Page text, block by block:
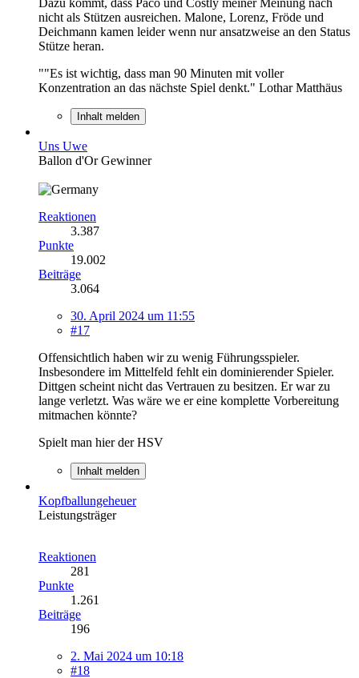
nicht als Stützen ausreichen. Malone, Lorenz, Fröde und
Deichmann kamen leider wenn nur ansatzweise an den Status
Stütze heran.
""Es ist wichtig, dass man 90 Minuten mit voller
Konzentration an das nächste Spiel denkt." Lothar Matthäus
Inhalt melden
Uns Uwe
Ballon d'Or Gewinner
Reaktionen
3.387
Punkte
19.002
Beiträge
3.064
30. April 2024 um 11:55
#17
Offensichtlich haben wir zu wenig Führungsspieler.
Insbesondere im Mittelfeld fehlt ein dominierender Spieler.
Dittgen scheint nicht das Vertrauen zu besitzen. Er war zu
lange verletzt. Was wäre we er eine komplette Vorbereitung
mitmachen könnte?
Spielt man hier der HSV
Inhalt melden
Kopfballungeheuer
Leistungsträger
Reaktionen
281
Punkte
1.261
Beiträge
196
2. Mai 2024 um 10:18
#18